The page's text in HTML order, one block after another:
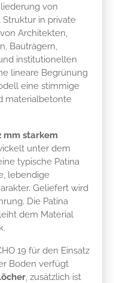
von
Struktur in private
Architekten,
Bauträgern,
institutionellen
lineare Begrünung
eine stimmige
materialbetonte
mm starkem
unter dem
typische Patina
lebendige
Geliefert wird
Die Patina
dem Material
19 für den Einsatz
Boden verfügt
, zusätzlich ist